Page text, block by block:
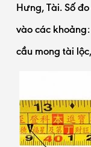
Hưng, Tài. Số
vào các khoảng:
cầu mong tài